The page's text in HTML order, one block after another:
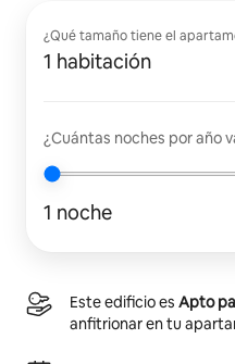
¿Qué tamaño tiene el
1 habitación
¿Cuántas noches por año
1 noche
Este edificio es Apto
anfitrionar en tu